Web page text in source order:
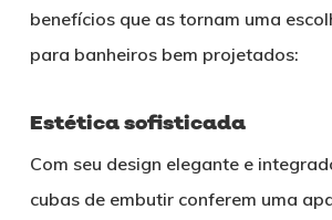
benefícios que as tornam uma
para banheiros bem projetados:
Estética sofisticada
Com seu design elegante e
cubas de embutir conferem uma